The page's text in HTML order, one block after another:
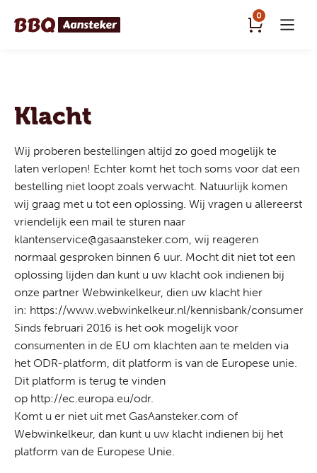
0
Klacht
Wij proberen bestellingen altijd zo goed mogelijk te
laten verlopen! Echter komt het toch soms voor dat een
bestelling niet loopt zoals verwacht. Natuurlijk komen
wij graag met u tot een oplossing. Wij vragen u allereerst
vriendelijk een mail te sturen naar
klantenservice@gasaansteker.com, wij reageren
normaal gesproken binnen 6 uur. Mocht dit niet tot een
oplossing lijden dan kunt u uw klacht ook indienen bij
onze partner Webwinkelkeur, dien uw klacht hier
in: https://www.webwinkelkeur.nl/kennisbank/
Sinds februari 2016 is het ook mogelijk voor
consumenten in de EU om klachten aan te melden via
het ODR-platform, dit platform is van de Europese unie.
Dit platform is terug te vinden
op http://ec.europa.eu/odr.
Komt u er niet uit met GasAansteker.com of
Webwinkelkeur, dan kunt u uw klacht indienen bij het
platform van de Europese Unie.